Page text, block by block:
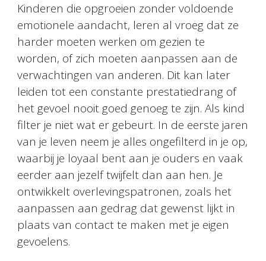
Kinderen die opgroeien zonder voldoende
emotionele aandacht, leren al vroeg dat ze
harder moeten werken om gezien te
worden, of zich moeten aanpassen aan de
verwachtingen van anderen. Dit kan later
leiden tot een constante prestatiedrang of
het gevoel nooit goed genoeg te zijn. Als kind
filter je niet wat er gebeurt. In de eerste jaren
van je leven neem je alles ongefilterd in je op,
waarbij je loyaal bent aan je ouders en vaak
eerder aan jezelf twijfelt dan aan hen. Je
ontwikkelt overlevingspatronen, zoals het
aanpassen aan gedrag dat gewenst lijkt in
plaats van contact te maken met je eigen
gevoelens.